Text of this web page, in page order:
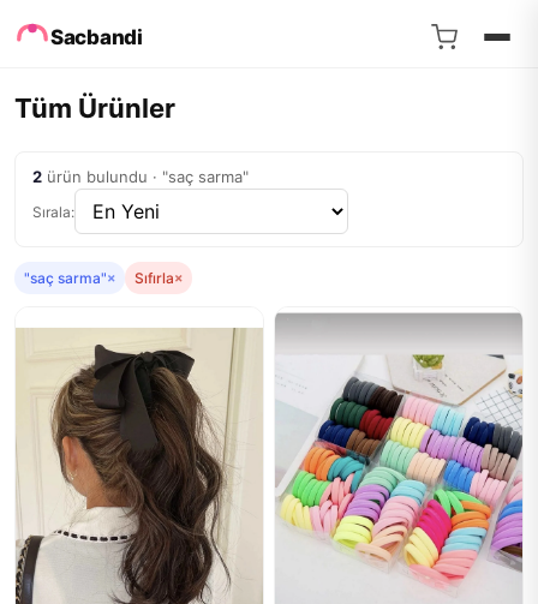
Sacbandi
Tüm Ürünler
2 ürün bulundu · "saç sarma"
Sırala:
"saç sarma"× Sıfırla×